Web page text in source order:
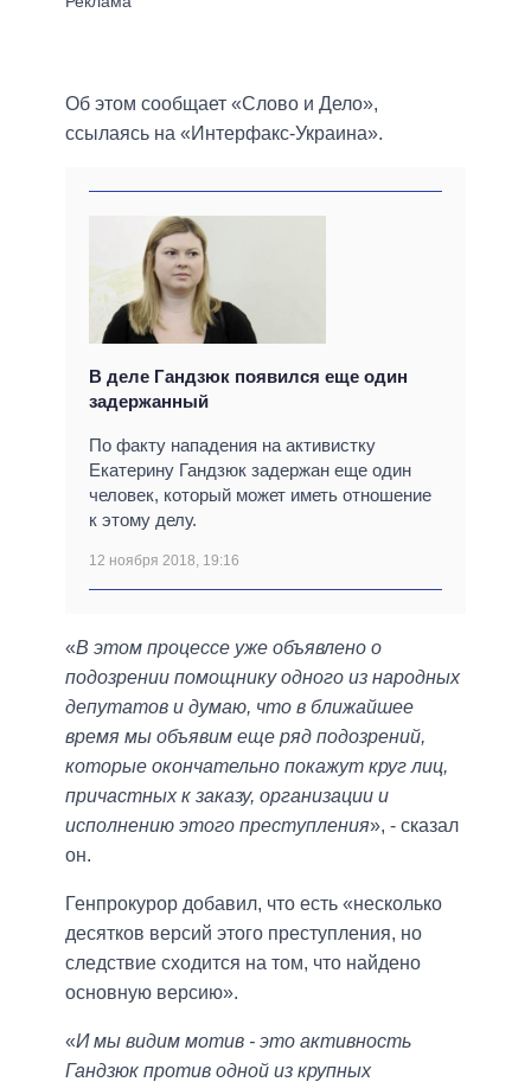
Об этом сообщает «Слово и Дело»,
ссылаясь на «Интерфакс-Украина».
В деле Гандзюк появился еще один
задержанный
По факту нападения на активистку
Екатерину Гандзюк задержан еще один
человек, который может иметь отношение
к этому делу.
12 ноября 2018, 19:16
«В этом процессе уже объявлено о
подозрении помощнику одного из народных
депутатов и думаю, что в ближайшее
время мы объявим еще ряд подозрений,
которые окончательно покажут круг лиц,
причастных к заказу, организации и
исполнению этого преступления», - сказал
он.
Генпрокурор добавил, что есть «несколько
десятков версий этого преступления, но
следствие сходится на том, что найдено
основную версию».
«И мы видим мотив - это активность
Гандзюк против одной из крупных